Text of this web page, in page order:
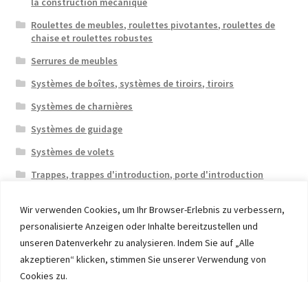
Wir verwenden Cookies, um Ihr Browser-Erlebnis zu verbessern,
personalisierte Anzeigen oder Inhalte bereitzustellen und
unseren Datenverkehr zu analysieren. Indem Sie auf „Alle
akzeptieren“ klicken, stimmen Sie unserer Verwendung von
Cookies zu.
Roulettes de meubles, roulettes pivotantes, roulettes de
chaise et roulettes robustes
Serrures de meubles
Systèmes de boîtes, systèmes de tiroirs, tiroirs
Systèmes de charnières
Systèmes de guidage
Systèmes de volets
Trappes, trappes d'introduction, porte d'introduction
© 2026 Eruon Trade UG, Germany, member of the ERUON